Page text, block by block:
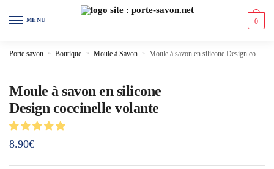
MENU 0
Porte savon » Boutique » Moule à Savon » Moule à savon en silicone Design coccinelle volante
Moule à savon en silicone
Design coccinelle volante
8.90€